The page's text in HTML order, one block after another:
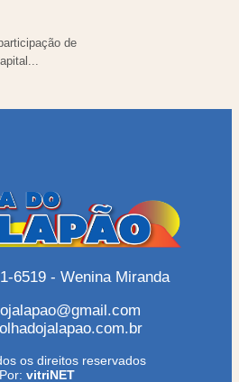
de
6519 - Wenina Miranda
os direitos reservados
Por: vitriNET